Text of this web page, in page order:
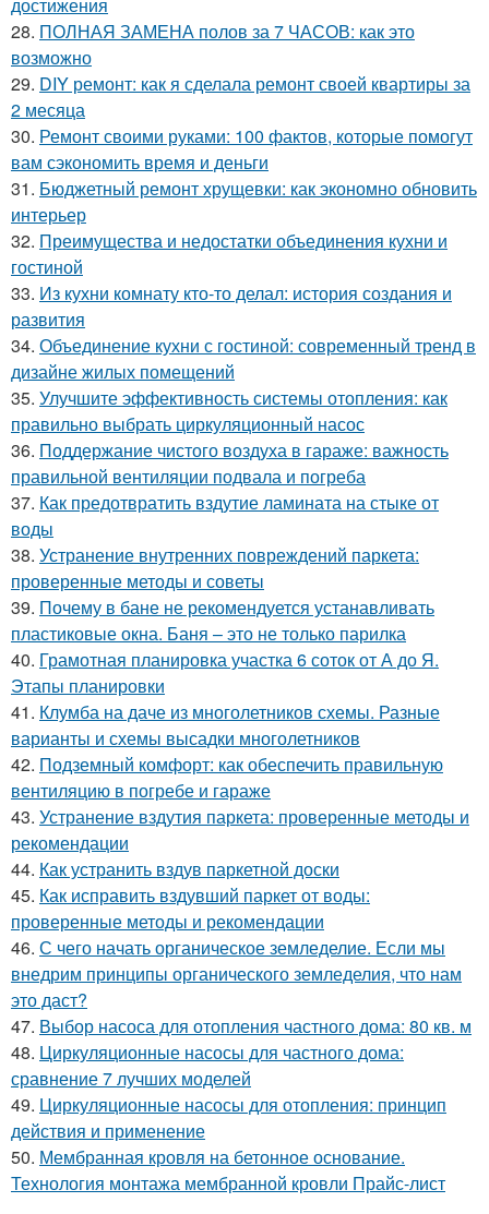
достижения
28. ПОЛНАЯ ЗАМЕНА полов за 7 ЧАСОВ: как это
возможно
29. DIY ремонт: как я сделала ремонт своей квартиры за
2 месяца
30. Ремонт своими руками: 100 фактов, которые помогут
вам сэкономить время и деньги
31. Бюджетный ремонт хрущевки: как экономно обновить
интерьер
32. Преимущества и недостатки объединения кухни и
гостиной
33. Из кухни комнату кто-то делал: история создания и
развития
34. Объединение кухни с гостиной: современный тренд в
дизайне жилых помещений
35. Улучшите эффективность системы отопления: как
правильно выбрать циркуляционный насос
36. Поддержание чистого воздуха в гараже: важность
правильной вентиляции подвала и погреба
37. Как предотвратить вздутие ламината на стыке от
воды
38. Устранение внутренних повреждений паркета:
проверенные методы и советы
39. Почему в бане не рекомендуется устанавливать
пластиковые окна. Баня – это не только парилка
40. Грамотная планировка участка 6 соток от А до Я.
Этапы планировки
41. Клумба на даче из многолетников схемы. Разные
варианты и схемы высадки многолетников
42. Подземный комфорт: как обеспечить правильную
вентиляцию в погребе и гараже
43. Устранение вздутия паркета: проверенные методы и
рекомендации
44. Как устранить вздув паркетной доски
45. Как исправить вздувший паркет от воды:
проверенные методы и рекомендации
46. С чего начать органическое земледелие. Если мы
внедрим принципы органического земледелия, что нам
это даст?
47. Выбор насоса для отопления частного дома: 80 кв. м
48. Циркуляционные насосы для частного дома:
сравнение 7 лучших моделей
49. Циркуляционные насосы для отопления: принцип
действия и применение
50. Мембранная кровля на бетонное основание.
Технология монтажа мембранной кровли Прайс-лист